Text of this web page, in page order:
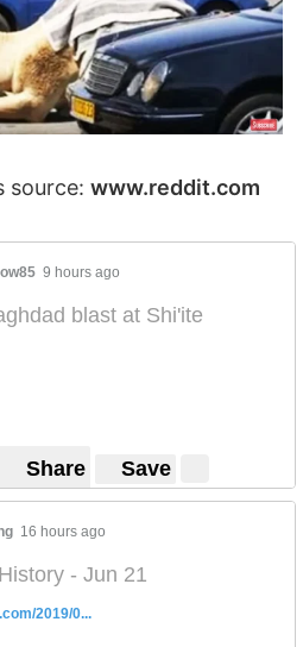
source: www.reddit.com
9 hours ago
blast at Shi'ite
Share Save
16 hours ago
- Jun 21
2019/0...